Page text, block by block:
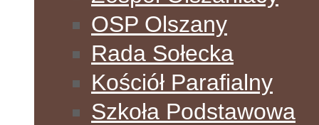
OSP Olszany
Rada Sołecka
Kościół Parafialny
Szkoła Podstawowa